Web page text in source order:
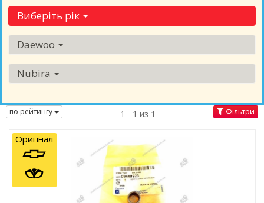
Виберіть рік
Daewoo
Nubira
по рейтингу 1 - 1 из 1 Фільтри
Оригінал